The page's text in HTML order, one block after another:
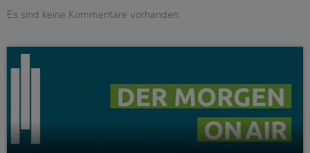
Es sind keine Kommentare vorhanden.